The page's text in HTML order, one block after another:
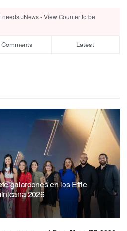
needs JNews - View Counter to be
Comments Latest
galardones en los Effie
2026